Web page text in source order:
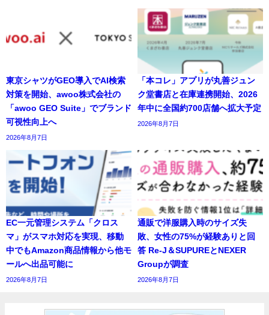
東京シャツがGEO導入でAI検索
対策を開始、awoo株式会社の
「awoo GEO Suite」でブランド
可視性向上へ
2026年8月7日
「本コレ」アプリが丸善ジュン
ク堂書店と在庫連携開始、2026
年中に全国約700店舗へ拡大予定
2026年8月7日
EC一元管理システム「クロス
マ」がスマホ対応を実現、移動
中でもAmazon商品情報から他モ
ールへ出品可能に
2026年8月7日
通販で洋服購入時のサイズ失
敗、女性の75%が経験ありと回
答 Re-J＆SUPUREとNEXER
Groupが調査
2026年8月7日